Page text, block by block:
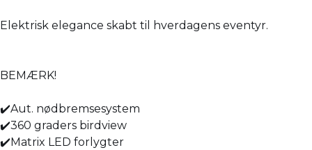
Elektrisk elegance skabt til hverdagens eventyr.
BEMÆRK!
✔️Aut. nødbremsesystem
✔️360 graders birdview
✔️Matrix LED forlygter